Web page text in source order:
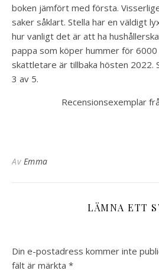
boken jämfört med första.
saker såklart. Stella har en väldigt
hur vanligt det är att ha
pappa som köper hummer för 6000
skattletare är tillbaka hösten 2022.
3 av 5.
Recensionsexemplar
Av Emma
LÄMNA ETT
Din e-postadress kommer inte
fält är märkta *